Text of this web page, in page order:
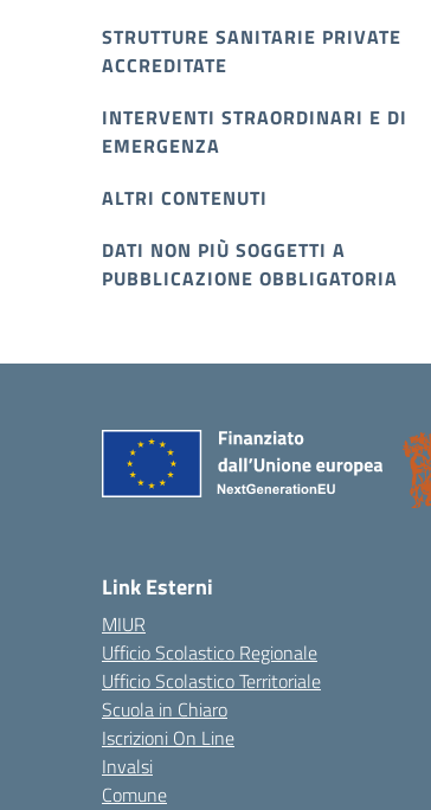
STRUTTURE SANITARIE PRIVATE
ACCREDITATE
INTERVENTI STRAORDINARI E DI
EMERGENZA
ALTRI CONTENUTI
DATI NON PIÙ SOGGETTI A
PUBBLICAZIONE OBBLIGATORIA
Link Esterni
MIUR
Ufficio Scolastico Regionale
Ufficio Scolastico Territoriale
Scuola in Chiaro
Iscrizioni On Line
Invalsi
Comune